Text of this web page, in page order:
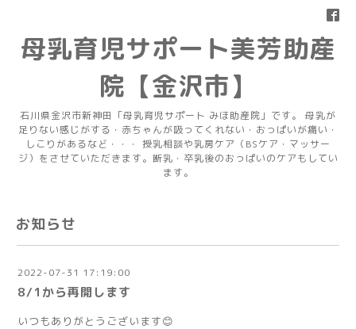
母乳育児サポート美芳助産
院【金沢市】
石川県金沢市新神田「母乳育児サポート みほ助産院」です。 母乳が
足りない感じがする・赤ちゃんが吸ってくれない・おっぱいが痛い・
しこりがあるなど・・・ 授乳相談や乳房ケア（BSケア・マッサー
ジ）をさせていただきます。断乳・卒乳後のおっぱいのケアもしてい
ます。
お知らせ
2022-07-31 17:19:00
8/1から再開します
いつもありがとうございます😊